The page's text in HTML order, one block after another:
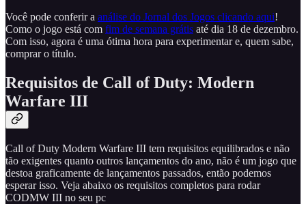
Você pode conferir a análise do Jornal dos Jogos clicando aqui!
Como o jogo está com fim de semana grátis até dia 18 de dezembro.
Com isso, agora é uma ótima hora para experimentar e, quem sabe,
comprar o título.
Requisitos de Call of Duty: Modern
Warfare III
Call of Duty Modern Warfare III tem requisitos equilibrados e não
tão exigentes quanto outros lançamentos do ano, não é um jogo que
destoa graficamente de lançamentos passados, então podemos
esperar isso. Veja abaixo os requisitos completos para rodar
CODMW III no seu pc